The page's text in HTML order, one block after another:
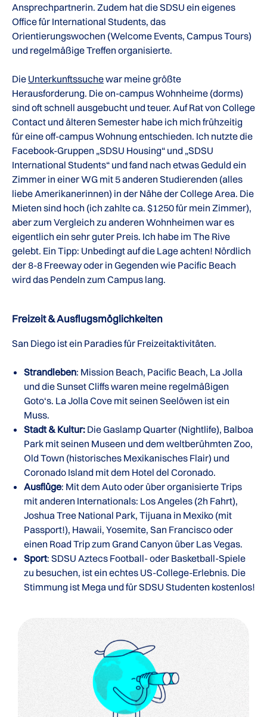
Ansprechpartnerin. Zudem hat die SDSU ein eigenes
Office für International Students, das
Orientierungswochen (Welcome Events, Campus Tours)
und regelmäßige Treffen organisierte.
Die Unterkunftssuchewar meine größte
Herausforderung. Die on-campus Wohnheime (dorms)
sind oft schnell ausgebucht und teuer. Auf Rat von College
Contact und älteren Semester habe ich mich frühzeitig
für eine off-campus Wohnung entschieden. Ich nutzte die
Facebook-Gruppen „SDSU Housing“ und „SDSU
International Students“ und fand nach etwas Geduld ein
Zimmer in einer WG mit 5 anderen Studierenden (alles
liebe Amerikanerinnen) in der Nähe der College Area. Die
Mieten sind hoch (ich zahlte ca. $1250 für mein Zimmer),
aber zum Vergleich zu anderen Wohnheimen war es
eigentlich ein sehr guter Preis. Ich habe im The Rive
gelebt. Ein Tipp: Unbedingt auf die Lage achten! Nördlich
der 8-8 Freeway oder in Gegenden wie Pacific Beach
wird das Pendeln zum Campus lang.
Freizeit & Ausflugsmöglichkeiten
San Diego ist ein Paradies für Freizeitaktivitäten.
Strandleben: Mission Beach, Pacific Beach, La Jolla
und die Sunset Cliffs waren meine regelmäßigen
Goto‘s. La Jolla Cove mit seinen Seelöwen ist ein
Muss.
Stadt & Kultur: Die Gaslamp Quarter (Nightlife), Balboa
Park mit seinen Museen und dem weltberühmten Zoo,
Old Town (historisches Mexikanisches Flair) und
Coronado Island mit dem Hotel del Coronado.
Ausflüge: Mit dem Auto oder über organisierte Trips
mit anderen Internationals: Los Angeles (2h Fahrt),
Joshua Tree National Park, Tijuana in Mexiko (mit
Passport!), Hawaii, Yosemite, San Francisco oder
einen Road Trip zum Grand Canyon über Las Vegas.
Sport: SDSU Aztecs Football- oder Basketball-Spiele
zu besuchen, ist ein echtes US-College-Erlebnis. Die
Stimmung ist Mega und für SDSU Studenten kostenlos!